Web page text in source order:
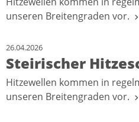
unseren Breitengraden vor.
26.04.2026
Steirischer
Hitzewellen kommen in
unseren Breitengraden vor.